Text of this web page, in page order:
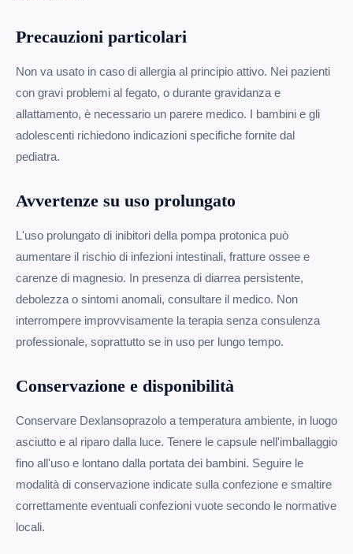
Precauzioni particolari
Non va usato in caso di allergia al principio attivo. Nei pazienti
con gravi problemi al fegato, o durante gravidanza e
allattamento, è necessario un parere medico. I bambini e gli
adolescenti richiedono indicazioni specifiche fornite dal
pediatra.
Avvertenze su uso prolungato
L'uso prolungato di inibitori della pompa protonica può
aumentare il rischio di infezioni intestinali, fratture ossee e
carenze di magnesio. In presenza di diarrea persistente,
debolezza o sintomi anomali, consultare il medico. Non
interrompere improvvisamente la terapia senza consulenza
professionale, soprattutto se in uso per lungo tempo.
Conservazione e disponibilità
Conservare Dexlansoprazolo a temperatura ambiente, in luogo
asciutto e al riparo dalla luce. Tenere le capsule nell'imballaggio
fino all'uso e lontano dalla portata dei bambini. Seguire le
modalità di conservazione indicate sulla confezione e smaltire
correttamente eventuali confezioni vuote secondo le normative
locali.